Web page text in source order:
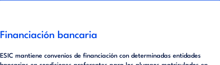
Financiación bancaria
ESIC mantiene convenios de financiación con determinadas entidades